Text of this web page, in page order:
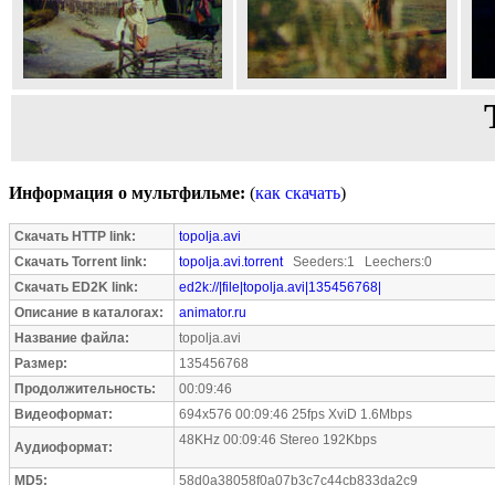
Информация о мультфильме: (как скачать)
Скачать HTTP link:
topolja.avi
Скачать Torrent link:
topolja.avi.torrentSeeders:1 Leechers:0
Скачать ED2K link:
ed2k://|file|topolja.avi|135456768|
Описание в каталогах:
animator.ru
Название файла:
topolja.avi
Размер:
135456768
Продолжительность:
00:09:46
Видеоформат:
694x576 00:09:46 25fps XviD 1.6Mbps
Аудиоформат: 48KHz 00:09:46 Stereo 192Kbps
MD5:
58d0a38058f0a07b3c7c44cb833da2c9